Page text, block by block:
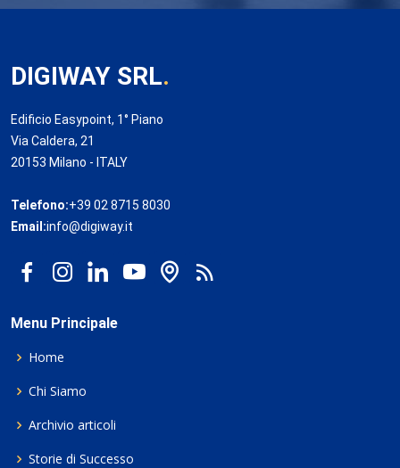
DIGIWAY SRL.
Edificio Easypoint, 1° Piano
Via Caldera, 21
20153 Milano - ITALY
Telefono:+39 02 8715 8030
Email:info@digiway.it
Menu Principale
Home
Chi Siamo
Archivio articoli
Storie di Successo